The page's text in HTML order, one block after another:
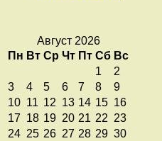
Август 2026
Пн Вт Ср Чт Пт Сб Вс
1
2
3
4 5 6 7 8
9
10 11 12 13 14 15 16
17 18 19 20 21 22 23
24 25 26 27 28 29 30